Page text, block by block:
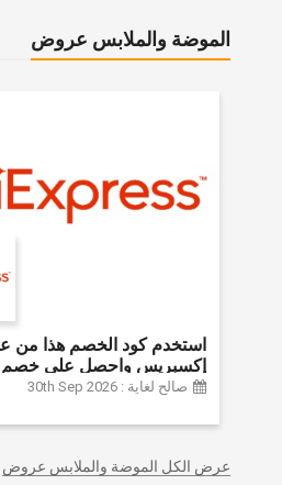
الموضة والملابس عروض
استخدم كود الخصم هذا من
إكسبريس واحصل على
إلى 60% على أجهزة الكمبيوتر
بقيمة 155 دولارًا
| شحن مج
صالح لغاية : 30th Sep 2026
عرض الكل الموضة والملابس عروض